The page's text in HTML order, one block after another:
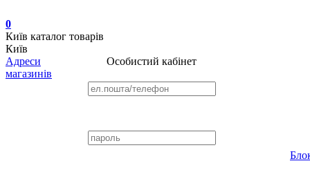
0
Київ каталог товарів
Київ
Адреси
магазинів
Особистий кабінет